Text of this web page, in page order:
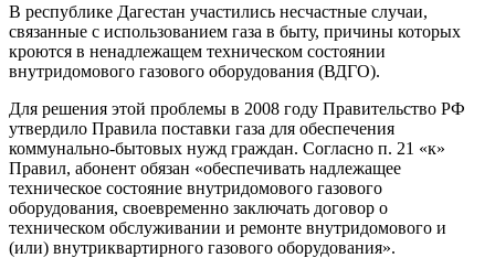
В республике Дагестан участились несчастные случаи,
связанные с использованием газа в быту, причины которых
кроются в ненадлежащем техническом состоянии
внутридомового газового оборудования (ВДГО).
Для решения этой проблемы в 2008 году Правительство РФ
утвердило Правила поставки газа для обеспечения
коммунально-бытовых нужд граждан. Согласно п. 21 «к»
Правил, абонент обязан «обеспечивать надлежащее
техническое состояние внутридомового газового
оборудования, своевременно заключать договор о
техническом обслуживании и ремонте внутридомового и
(или) внутриквартирного газового оборудования».